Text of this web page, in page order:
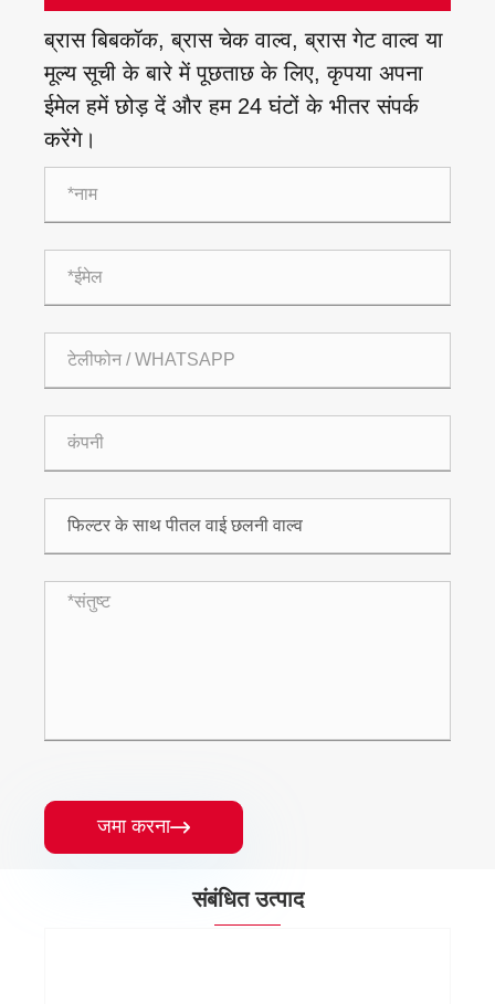
ब्रास बिबकॉक, ब्रास चेक वाल्व, ब्रास गेट वाल्व या
मूल्य सूची के बारे में पूछताछ के लिए, कृपया अपना
ईमेल हमें छोड़ दें और हम 24 घंटों के भीतर संपर्क
करेंगे।
जमा करना
संबंधित उत्पाद